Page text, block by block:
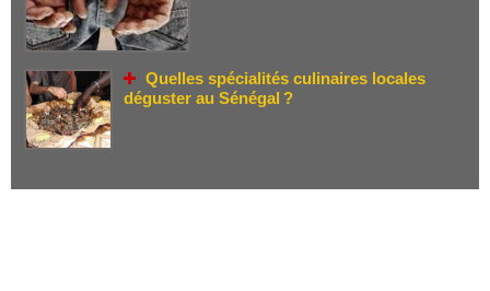
Quelles spécialités culinaires locales
déguster au Sénégal ?